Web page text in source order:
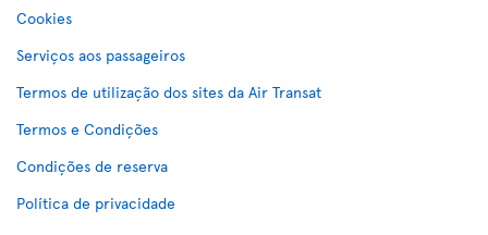
Cookies
Serviços aos passageiros
Termos de utilização dos sites da Air Transat
Termos e Condições
Condições de reserva
Política de privacidade